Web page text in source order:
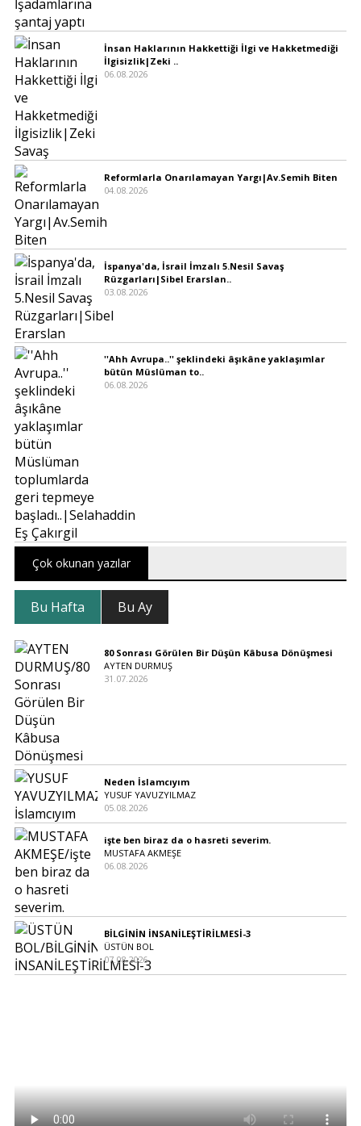
İnsan Haklarının Hakkettiği İlgi ve Hakketmediği
İlgisizlik|Zeki ..
06.08.2026
Reformlarla Onarılamayan Yargı|Av.Semih Biten
04.08.2026
İspanya'da, İsrail İmzalı 5.Nesil Savaş
Rüzgarları|Sibel Erarslan..
03.08.2026
''Ahh Avrupa..'' şeklindeki âşıkâne yaklaşımlar
bütün Müslüman to..
06.08.2026
Çok okunan yazılar
Bu Hafta Bu Ay
80 Sonrası Görülen Bir Düşün Kâbusa Dönüşmesi
AYTEN DURMUŞ
31.07.2026
Neden İslamcıyım
YUSUF YAVUZYILMAZ
05.08.2026
işte ben biraz da o hasreti severim.
MUSTAFA AKMEŞE
06.08.2026
BİLGİNİN İNSANİLEŞTİRİLMESİ-3
ÜSTÜN BOL
07.08.2026